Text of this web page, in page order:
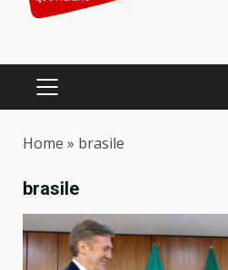
PRIMARY
Home » brasile
brasile